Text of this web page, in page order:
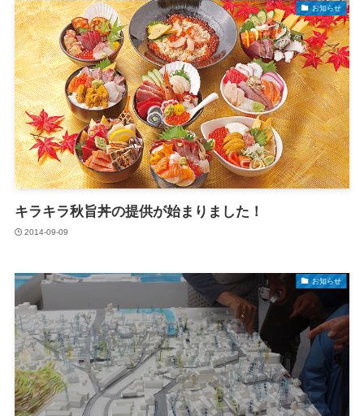
お知らせ
キラキラ秋旨丼の提供が始まりました！
2014-09-09
お知らせ